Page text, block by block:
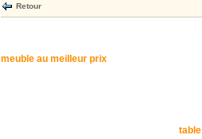
Retour
meuble au meilleur prix
table